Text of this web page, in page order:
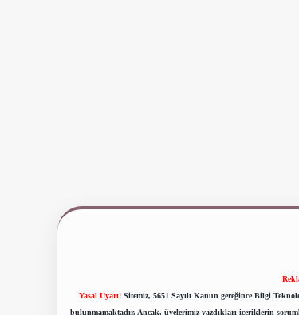
Yasal Uyarı: Sitemiz, 5651 Sayılı Kanun gereğince Bilgi
bulunmamaktadır. Ancak, üyelerimiz yazdıkları içeriklerin